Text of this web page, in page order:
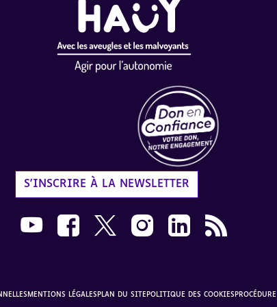
S'INSCRIRE À LA NEWSLETTER
Nous suivre sur Youtube AVH dans une nouvelle
Nous suivre sur Facebook AVH dans une
Nous suivre sur X AVH dans une
Nous suivre sur Instagram
Nous suivre sur
Flux RSS
MENTIONS LÉGALES PLAN DU SITE POLITIQUE DES COOKIES